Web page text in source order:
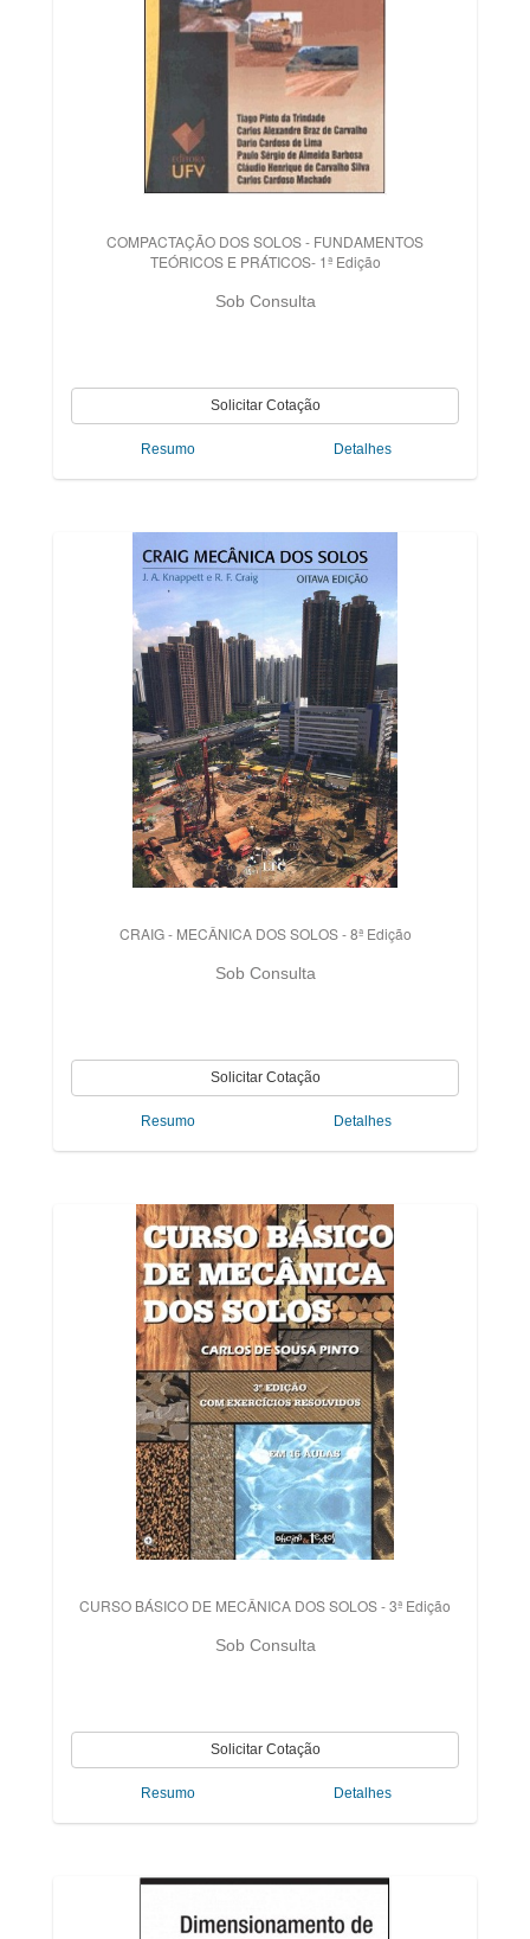
COMPACTAÇÃO DOS SOLOS - FUNDAMENTOS
TEÓRICOS E PRÁTICOS- 1ª Edição
Sob Consulta
Resumo Detalhes
CRAIG - MECÂNICA DOS SOLOS - 8ª Edição
Sob Consulta
Resumo Detalhes
CURSO BÁSICO DE MECÂNICA DOS SOLOS - 3ª Edição
Sob Consulta
Resumo Detalhes